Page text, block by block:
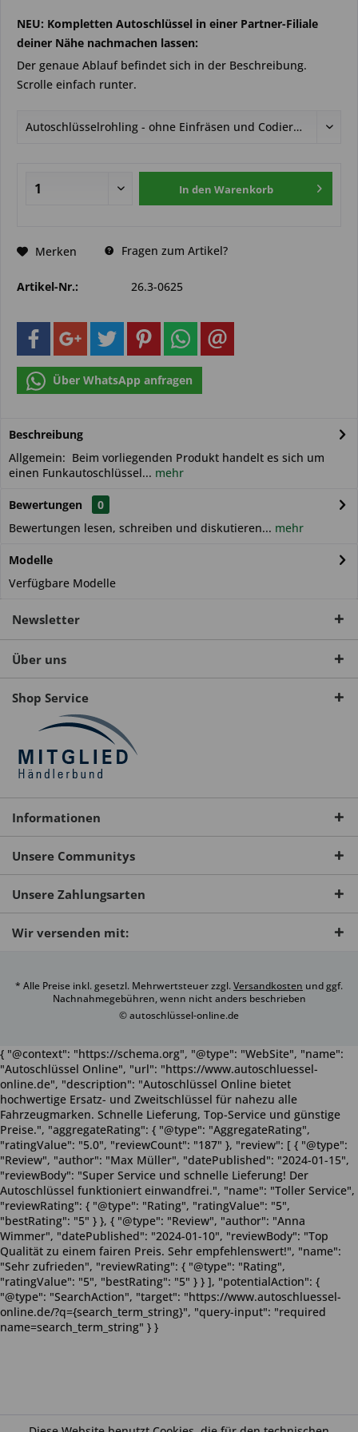
NEU: Kompletten Autoschlüssel in einer Partner-Filiale
deiner Nähe nachmachen lassen:
Der genaue Ablauf befindet sich in der Beschreibung.
Scrolle einfach runter.
In den Warenkorb
Merken Fragen zum Artikel?
Artikel-Nr.: 26.3-0625
Über WhatsApp anfragen
Beschreibung
Allgemein: Beim vorliegenden Produkt handelt es sich um
einen Funkautoschlüssel... mehr
Bewertungen
0
Bewertungen lesen, schreiben und diskutieren... mehr
Modelle
Verfügbare Modelle
Newsletter
Über uns
Shop Service
Informationen
Unsere Communitys
Unsere Zahlungsarten
Wir versenden mit:
* Alle Preise inkl. gesetzl. Mehrwertsteuer zzgl.Versandkosten und ggf.
Nachnahmegebühren, wenn nicht anders beschrieben
© autoschlüssel-online.de
{ "@context": "https://schema.org", "@type": "WebSite", "name":
"Autoschlüssel Online", "url": "https://www.autoschluessel-
online.de", "description": "Autoschlüssel Online bietet
hochwertige Ersatz- und Zweitschlüssel für nahezu alle
Fahrzeugmarken. Schnelle Lieferung, Top-Service und günstige
Preise.", "aggregateRating": { "@type": "AggregateRating",
"ratingValue": "5.0", "reviewCount": "187" }, "review": [ { "@type":
"Review", "author": "Max Müller", "datePublished": "2024-01-15",
"reviewBody": "Super Service und schnelle Lieferung! Der
Autoschlüssel funktioniert einwandfrei.", "name": "Toller Service",
"reviewRating": { "@type": "Rating", "ratingValue": "5",
"bestRating": "5" } }, { "@type": "Review", "author": "Anna
Wimmer", "datePublished": "2024-01-10", "reviewBody": "Top
Qualität zu einem fairen Preis. Sehr empfehlenswert!", "name":
"Sehr zufrieden", "reviewRating": { "@type": "Rating",
"ratingValue": "5", "bestRating": "5" } } ], "potentialAction": {
"@type": "SearchAction", "target": "https://www.autoschluessel-
online.de/?q={search_term_string}", "query-input": "required
name=search_term_string" } }